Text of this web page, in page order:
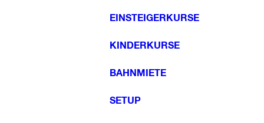
EINSTEIGERKURSE
KINDERKURSE
BAHNMIETE
SETUP